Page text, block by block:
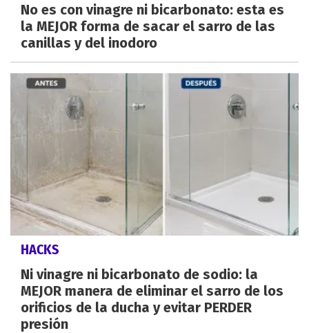
No es con vinagre ni bicarbonato: esta es
la MEJOR forma de sacar el sarro de las
canillas y del inodoro
HACKS
Ni vinagre ni bicarbonato de sodio: la
MEJOR manera de eliminar el sarro de los
orificios de la ducha y evitar PERDER
presión